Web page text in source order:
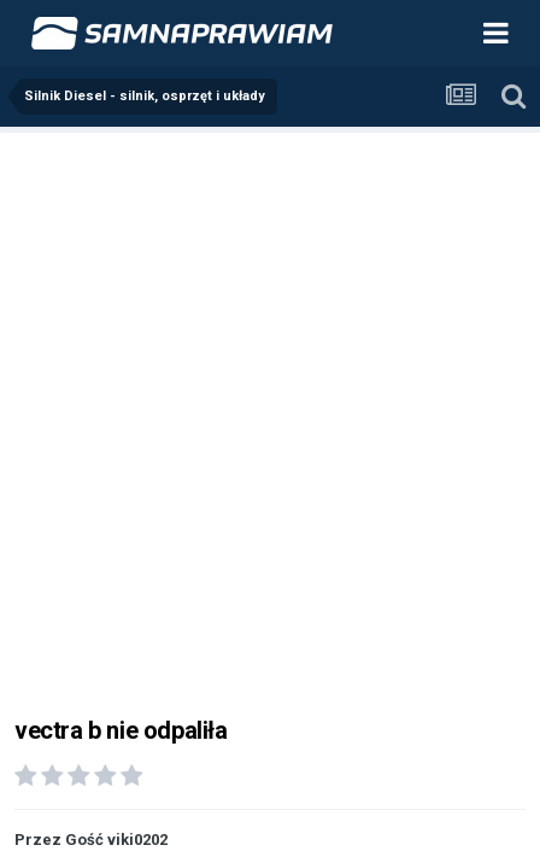
Silnik Diesel - silnik, osprzęt i układy
vectra b nie odpaliła
Przez Gość viki0202